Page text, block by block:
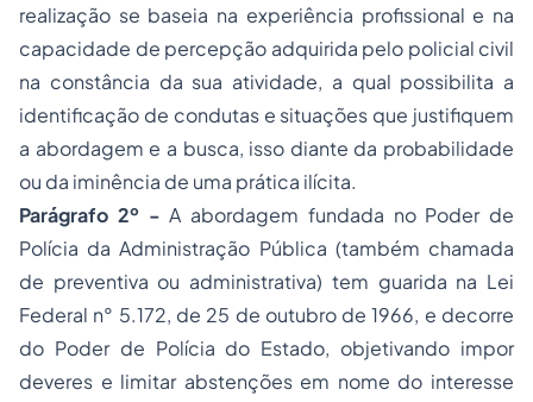
realização se baseia na experiência profissional e na
capacidade de percepção adquirida pelo policial civil
na constância da sua atividade, a qual possibilita a
identificação de condutas e situações que justifiquem
a abordagem e a busca, isso diante da probabilidade
ou da iminência de uma prática ilícita.
Parágrafo 2º - A abordagem fundada no Poder de
Polícia da Administração Pública (também chamada
de preventiva ou administrativa) tem guarida na Lei
Federal n° 5.172, de 25 de outubro de 1966, e decorre
do Poder de Polícia do Estado, objetivando impor
deveres e limitar abstenções em nome do interesse